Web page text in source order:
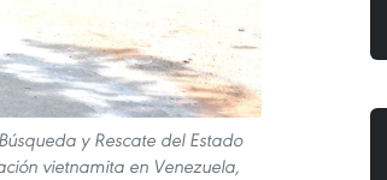
y Rescate del Estado
vietnamita en Venezuela,